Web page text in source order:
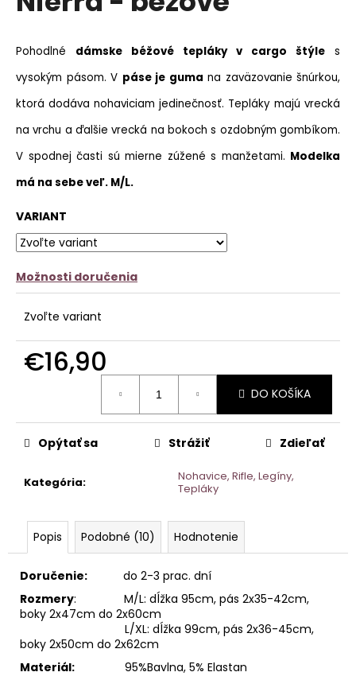
Pohodlné dámske béžové tepláky v cargo štýle s
vysokým pásom. V páse je guma na zaväzovanie šnúrkou,
ktorá dodáva nohaviciam jedinečnosť. Tepláky majú vrecká
na vrchu a ďalšie vrecká na bokoch s ozdobným gombíkom.
V spodnej časti sú mierne zúžené s manžetami. Modelka
má na sebe veľ. M/L.
VARIANT
Možnosti doručenia
Zvoľte variant
€16,90
DO KOŠÍKA
Kategória:
Nohavice, Rifle, Legíny,
Tepláky
Opýtať sa Strážiť Zdieľať
Popis Podobné (10) Hodnotenie
Doručenie: do 2-3 prac. dní
Rozmery: M/L: dĺžka 95cm, pás 2x35-42cm,
boky 2x47cm do 2x60cm
L/XL: dĺžka 99cm, pás 2x36-45cm,
boky 2x50cm do 2x62cm
Materiál:
95%Bavlna, 5% Elastan
e
VRÚBKOVANÉ
ELASTICKÉ
LEGÍNY
MIA
TMAVOBÉŽOVÉ
€9,90
Pôvodne: